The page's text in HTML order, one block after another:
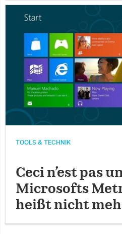
TOOLS & TECHNIK
Ceci n’est pas
Microsofts
heißt nicht